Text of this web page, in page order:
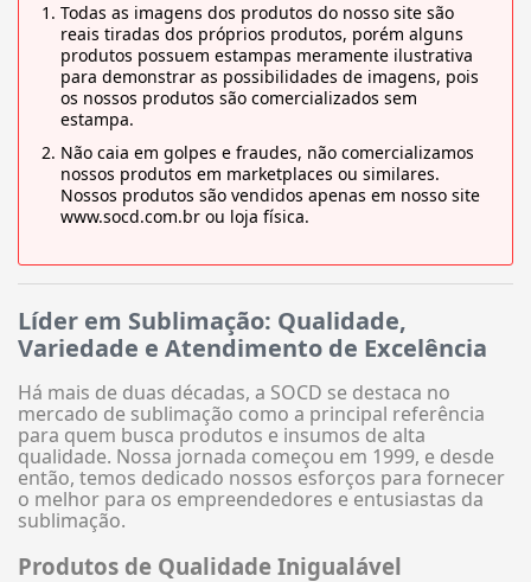
Todas as imagens dos produtos do nosso site são
reais tiradas dos próprios produtos, porém alguns
produtos possuem estampas meramente ilustrativa
para demonstrar as possibilidades de imagens, pois
os nossos produtos são comercializados sem
estampa.
Não caia em golpes e fraudes, não comercializamos
nossos produtos em marketplaces ou similares.
Nossos produtos são vendidos apenas em nosso site
www.socd.com.br ou loja física.
Líder em Sublimação: Qualidade,
Variedade e Atendimento de Excelência
Há mais de duas décadas, a SOCD se destaca no
mercado de sublimação como a principal referência
para quem busca produtos e insumos de alta
qualidade. Nossa jornada começou em 1999, e desde
então, temos dedicado nossos esforços para fornecer
o melhor para os empreendedores e entusiastas da
sublimação.
Produtos de Qualidade Inigualável